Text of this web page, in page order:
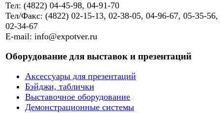
Тел: (4822) 04-45-98, 04-91-70
Тел/Факс: (4822) 02-15-13, 02-38-05, 04-96-67, 05-35-56,
02-34-67
E-mail: info@expotver.ru
Оборудование для выставок и презентаций
Аксессуары для презентаций
Бэйджи, таблички
Выставочное оборудование
Демонстрационные системы